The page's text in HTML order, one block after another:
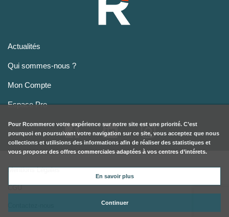
Actualités
Qui sommes-nous ?
Mon Compte
Espace Pro
Mentions Légales
CGU
Pour Rcommerce votre expérience sur notre site est une priorité. C’est
pourquoi en poursuivant votre navigation sur ce site, vous acceptez que nous
collections et utilisions des informations afin de réaliser des statistiques et
vous proposer des offres commerciales adaptées à vos centres d’intérets.
En savoir plus
Continuer